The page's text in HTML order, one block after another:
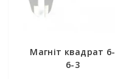
Магніт квадрат 6-
6-3